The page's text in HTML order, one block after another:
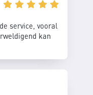
service, vooral
kan